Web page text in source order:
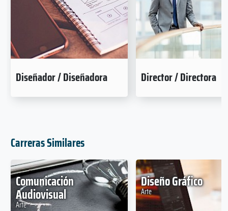
Diseñador / Diseñadora Director / Directora
Carreras Similares
Comunicación
Audiovisual
Arte
Diseño Gráfico
Arte